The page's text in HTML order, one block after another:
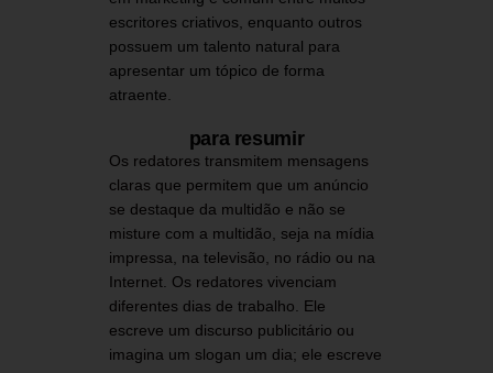
escritores criativos, enquanto outros
possuem um talento natural para
apresentar um tópico de forma
atraente.
para resumir
Os redatores transmitem mensagens
claras que permitem que um anúncio
se destaque da multidão e não se
misture com a multidão, seja na mídia
impressa, na televisão, no rádio ou na
Internet. Os redatores vivenciam
diferentes dias de trabalho. Ele
escreve um discurso publicitário ou
imagina um slogan um dia; ele escreve